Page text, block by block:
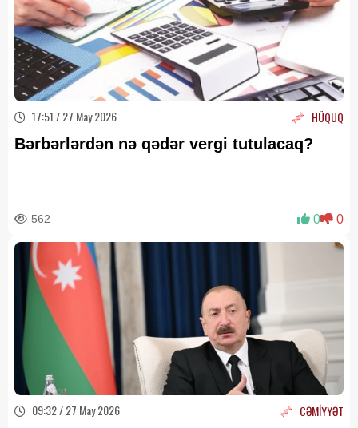
17:51 / 27 May 2026 HÜQUQ
Bərbərlərdən nə qədər vergi tutulacaq?
562 0 0
09:32 / 27 May 2026 CƏMİYYƏT